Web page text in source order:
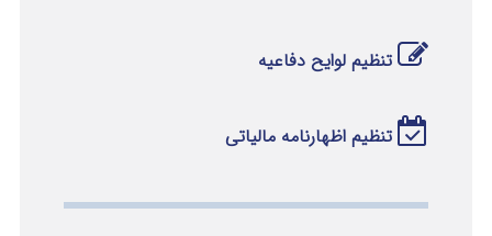
تنظیم لوایح دفاعیه
تنظیم اظهارنامه مالیاتی